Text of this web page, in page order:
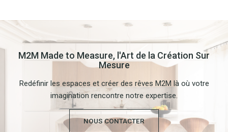
M2M Made to Measure, l'Art de la Création Sur
Mesure
Redéfinir les espaces et créer des rêves M2M là où votre
imagination rencontre notre expertise.
NOUS CONTACTER